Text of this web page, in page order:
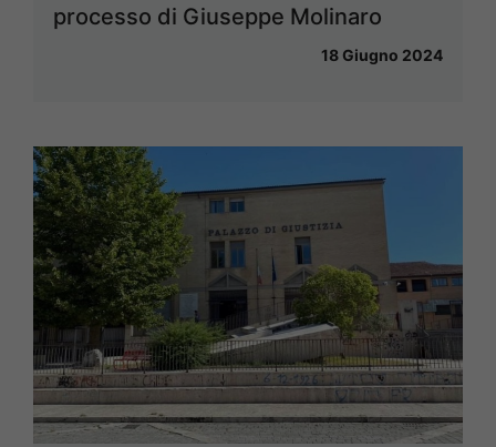
processo di Giuseppe Molinaro
18 Giugno 2024